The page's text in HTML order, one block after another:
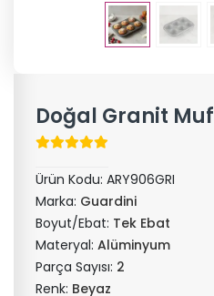
Doğal Granit
Ürün Kodu: ARY906GRI
Marka: Guardini
Boyut/Ebat: Tek Ebat
Materyal: Alüminyum
Parça Sayısı: 2
Renk: Beyaz